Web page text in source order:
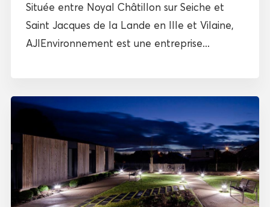
Située entre Noyal Châtillon sur Seiche et
Saint Jacques de la Lande en Ille et Vilaine,
AJIEnvironnement est une entreprise...